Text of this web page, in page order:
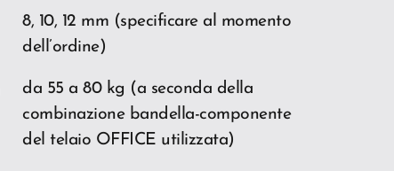
8, 10, 12 mm (specificare al momento
dell’ordine)
da 55 a 80 kg (a seconda della
combinazione bandella-componente
del telaio OFFICE utilizzata)